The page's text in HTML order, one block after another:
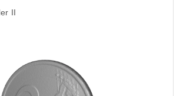
in high resolution.
II